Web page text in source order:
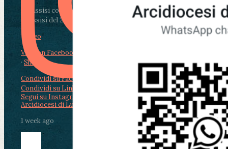
Da Assisi con i giovani per Celebrare il Perdono
di Assisi del 2 Ag...
Video
View on Facebook
· Share
Condividi su Facebook
Condividi su LinkedIn
Condividi via email
Arcidiocesi di Lucca
1 week ago
Segui su Instagram